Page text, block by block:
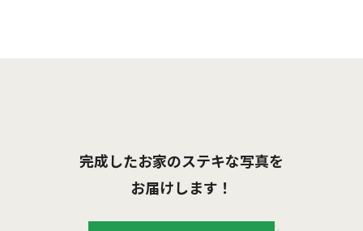
完成したお家のステキな写真を
お届けします！